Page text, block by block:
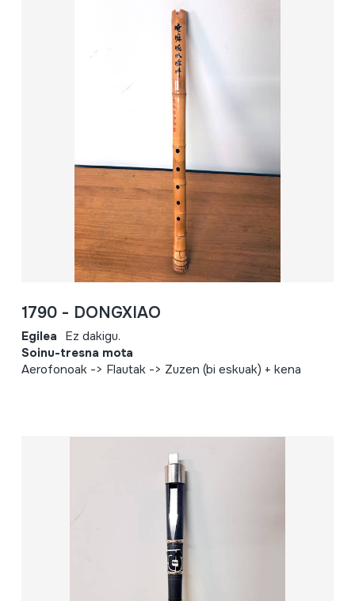
1790 - DONGXIAO
Egilea Ez dakigu.
Soinu-tresna mota
Aerofonoak -> Flautak -> Zuzen (bi eskuak) + kena